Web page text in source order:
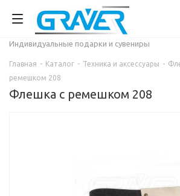
Индивидуальные подарки и сувениры
Главная - Каталог - Техника и аксессуары -
ремешком 208
Флешка с ремешком 208